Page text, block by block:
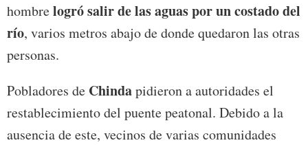
hombrelogró salir de las aguas por un costado del
río, varios metros abajo de donde quedaron las otras
personas.
Pobladores de Chindapidieron a autoridades el
restablecimiento del puente peatonal. Debido a la
ausencia de este, vecinos de varias comunidades